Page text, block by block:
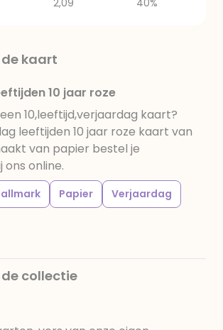
2,09 40%
de kaart
10 jaar roze
10,leeftijd,verjaardag kaart?
leeftijden 10 jaar roze kaart van
van papier bestel je
ons online.
Papier
Verjaardag
de collectie